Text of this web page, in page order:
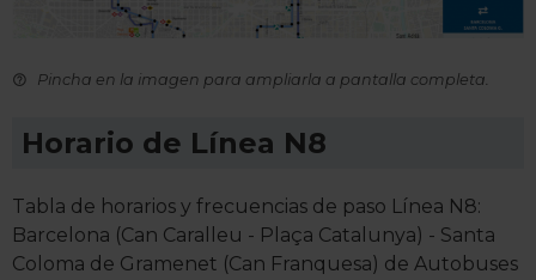
Pincha en la imagen para ampliarla a pantalla completa.
Horario de Línea N8
Tabla de horarios y frecuencias de paso Línea N8:
Barcelona (Can Caralleu - Plaça Catalunya) - Santa
Coloma de Gramenet (Can Franquesa) de Autobuses